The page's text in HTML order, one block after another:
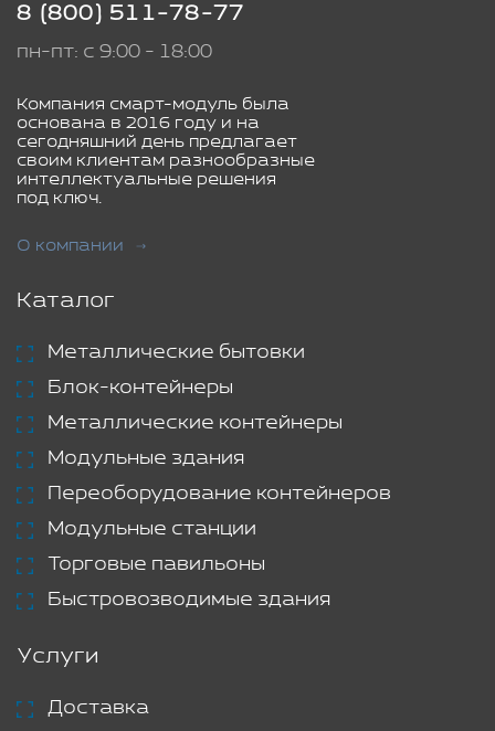
8 (800) 511-78-77
пн-пт: с 9:00 - 18:00
Компания смарт-модуль была
основана в 2016 году и на
сегодняшний день предлагает
своим клиентам разнообразные
интеллектуальные решения
под ключ.
О компании
Каталог
Металлические бытовки
Блок-контейнеры
Металлические контейнеры
Модульные здания
Переоборудование контейнеров
Модульные станции
Торговые павильоны
Быстровозводимые здания
Услуги
Доставка